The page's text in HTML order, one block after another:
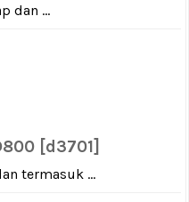
dan ...
[d3701]
termasuk ...